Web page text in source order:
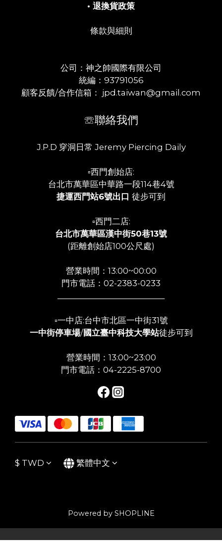
• 退換貨政策
條款與細則
公司：神之帥國際有限公司
統編：93791056
顧客反饋/合作信箱： jpd.taiwan@gmail.com
☏聯絡我們
J.P.D 穿洞日常 Jeremy Piercing Daily
▫️西門創始店:
台北市萬華區中華路一段114巷4號
捷運西門站6號出口 徒步可到
▫️西門二店:
台北市萬華區漢中街50巷13號
(距離創始店100公尺處)
營業時間：13:00~00:00
門市電話：02-2383-0233
▫️一中店:台中市北區一中街31號
一中街停車場/國立臺中科技大學站徒步可到
營業時間：13:00~23:00
門市電話：04-2225-8700
$ TWD 繁體中文
Powered by SHOPLINE